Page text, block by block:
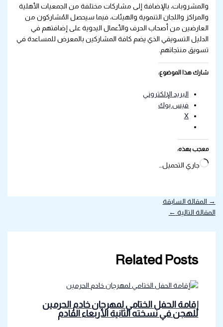
والمشروبات، بالإضافة إلى مشاركات مختلفة من الجمعيات الأهلية
والمراكز واللجان التنموية والهيئات، فيما سيحصل المُشاركون من
العارضين من أصحاب الحرف والأعمال اليدوية على إضافتهم في
الدليل التسويقي الذي يضم كافة المشاركين بالمعرض للمساعدة في
تسويق منتجاتهم.
شارك هذا الموضوع:
البريد الإلكتروني
فيس بوك
X
معجب بهذه:
جاري التحميل…
→
المقالة السابقة
المقالة التالية ←
Related Posts
إقامة الحفل الختامي لمهرجان خادم الحرمين
للهجن في نسخته الثانية الأربعاء القادم